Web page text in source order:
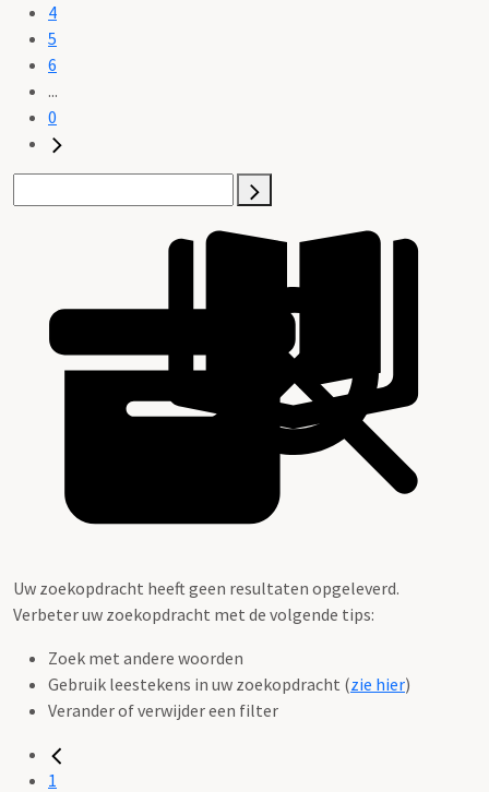
4
5
6
...
0
Uw zoekopdracht heeft geen resultaten opgeleverd.
Verbeter uw zoekopdracht met de volgende tips:
Zoek met andere woorden
Gebruik leestekens in uw zoekopdracht (zie hier)
Verander of verwijder een filter
1